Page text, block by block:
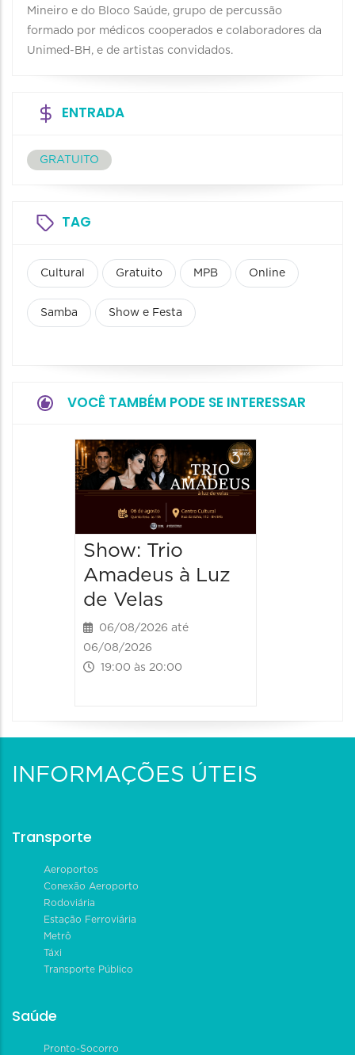
Mineiro e do Bloco Saúde, grupo de percussão
formado por médicos cooperados e colaboradores da
Unimed-BH, e de artistas convidados.
ENTRADA
GRATUITO
TAG
Cultural Gratuito MPB Online
Samba Show e Festa
VOCÊ TAMBÉM PODE SE INTERESSAR
Show: Trio
Amadeus à Luz
de Velas
06/08/2026 até
06/08/2026
19:00 às 20:00
INFORMAÇÕES ÚTEIS
Transporte
Aeroportos
Conexão Aeroporto
Rodoviária
Estação Ferroviária
Metrô
Táxi
Transporte Público
Saúde
Pronto-Socorro